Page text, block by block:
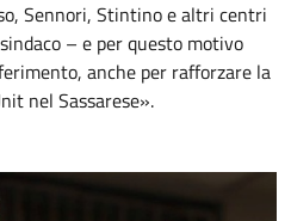
Sennori, Stintino e altri centri
– e per questo motivo
anche per rafforzare la
nel Sassarese».